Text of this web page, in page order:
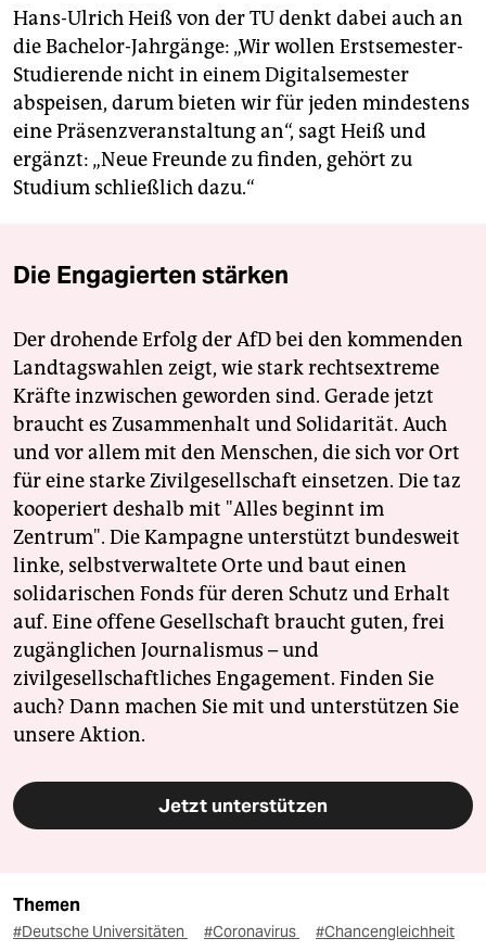
Hans-Ulrich Heiß von der TU denkt dabei auch an
die Bachelor-Jahrgänge: „Wir wollen Erstsemester-
Studierende nicht in einem Digitalsemester
abspeisen, darum bieten wir für jeden mindestens
eine Präsenzveranstaltung an“, sagt Heiß und
ergänzt: „Neue Freunde zu finden, gehört zu
Studium schließlich dazu.“
Die Engagierten stärken
Der drohende Erfolg der AfD bei den kommenden
Landtagswahlen zeigt, wie stark rechtsextreme
Kräfte inzwischen geworden sind. Gerade jetzt
braucht es Zusammenhalt und Solidarität. Auch
und vor allem mit den Menschen, die sich vor Ort
für eine starke Zivilgesellschaft einsetzen. Die taz
kooperiert deshalb mit "Alles beginnt im
Zentrum". Die Kampagne unterstützt bundesweit
linke, selbstverwaltete Orte und baut einen
solidarischen Fonds für deren Schutz und Erhalt
auf. Eine offene Gesellschaft braucht guten, frei
zugänglichen Journalismus – und
zivilgesellschaftliches Engagement. Finden Sie
auch? Dann machen Sie mit und unterstützen Sie
unsere Aktion.
Jetzt unterstützen
Themen
#Deutsche Universitäten #Coronavirus #Chancengleichheit